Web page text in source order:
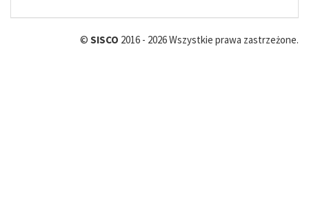
© SISCO 2016 - 2026 Wszystkie prawa zastrzeżone.